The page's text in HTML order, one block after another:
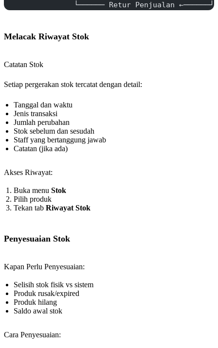
                └────── Retur Penjualan ←──────┘
Melacak Riwayat Stok
Catatan Stok
Setiap pergerakan stok tercatat dengan detail:
Tanggal dan waktu
Jenis transaksi
Jumlah perubahan
Stok sebelum dan sesudah
Staff yang bertanggung jawab
Catatan (jika ada)
Akses Riwayat:
Buka menu Stok
Pilih produk
Tekan tab Riwayat Stok
Penyesuaian Stok
Kapan Perlu Penyesuaian:
Selisih stok fisik vs sistem
Produk rusak/expired
Produk hilang
Saldo awal stok
Cara Penyesuaian: